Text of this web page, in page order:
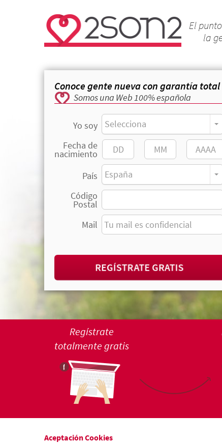
El
la
Conoce gente nueva con garantía total
Somos una Web 100% española
Yo soy
Selecciona
Fecha de
nacimiento
País
España
Código
Postal
Mail
REGÍSTRATE GRATIS
Regístrate
totalmente gratis
Aceptación Cookies